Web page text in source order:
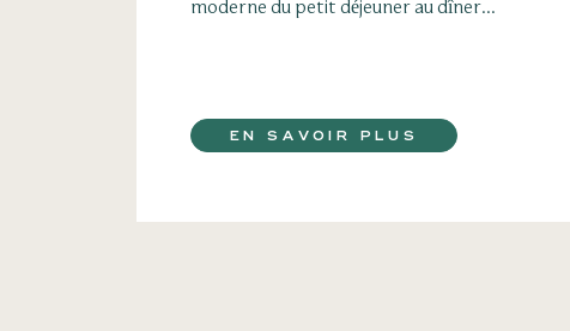
moderne du petit déjeuner au dîner...
EN SAVOIR PLUS